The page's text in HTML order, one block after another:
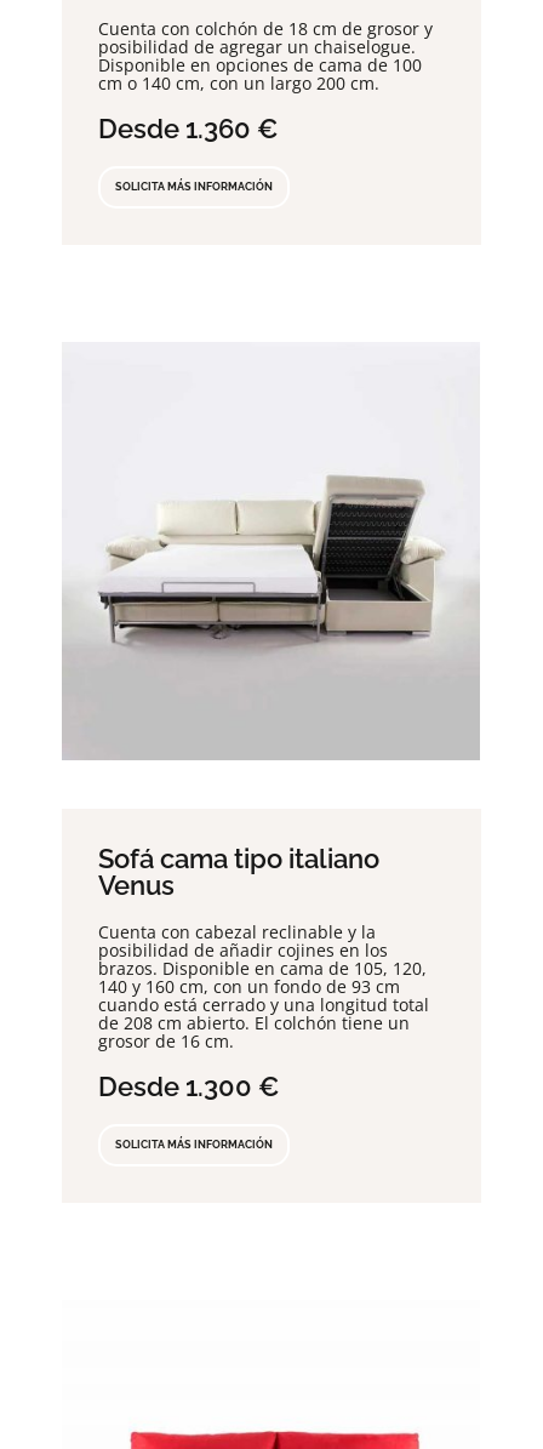
Cuenta con colchón de 18 cm de grosor y
posibilidad de agregar un chaiselogue.
Disponible en opciones de cama de 100
cm o 140 cm, con un largo 200 cm.
Desde 1.360 €
SOLICITA MÁS INFORMACIÓN
Sofá cama tipo italiano
Venus
Cuenta con cabezal reclinable y la
posibilidad de añadir cojines en los
brazos. Disponible en cama de 105, 120,
140 y 160 cm, con un fondo de 93 cm
cuando está cerrado y una longitud total
de 208 cm abierto. El colchón tiene un
grosor de 16 cm.
Desde 1.300 €
SOLICITA MÁS INFORMACIÓN